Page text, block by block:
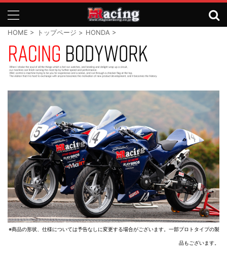
HOME > トップページ > HONDA >
※商品の形状、仕様については予告なしに変更する場合がございます。一部プロトタイプの製
品もございます。